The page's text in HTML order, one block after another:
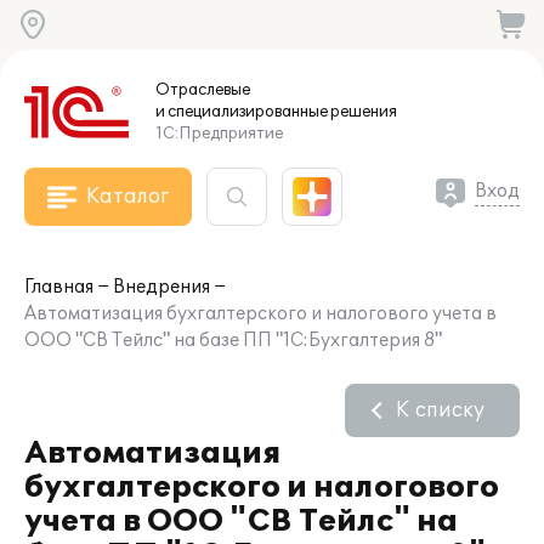
Отраслевые
и специализированныерешения
1С:Предприятие
Каталог Вход
Главная
Внедрения
Автоматизация бухгалтерского и налогового учета в
ООО "СВ Тейлс" на базе ПП "1С:Бухгалтерия 8"
Автоматизация
бухгалтерского и налогового
учета в ООО "СВ Тейлс" на
К списку